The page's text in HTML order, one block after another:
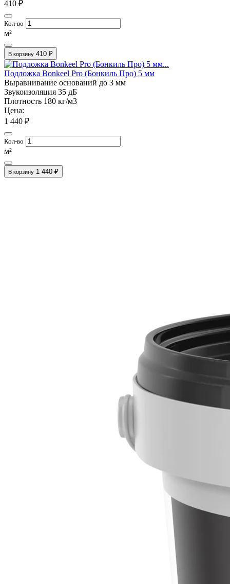
410 ₽
Кол-во
м²
В корзину 410 ₽
Подложка Bonkeel Pro (Бонкиль Про) 5 мм
Выравнивание оснований до 3 мм
Звукоизоляция 35 дБ
Плотность 180 кг/м3
Цена:
1 440 ₽
Кол-во
м²
В корзину 1 440 ₽